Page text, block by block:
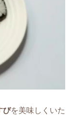
びを美味しくいた